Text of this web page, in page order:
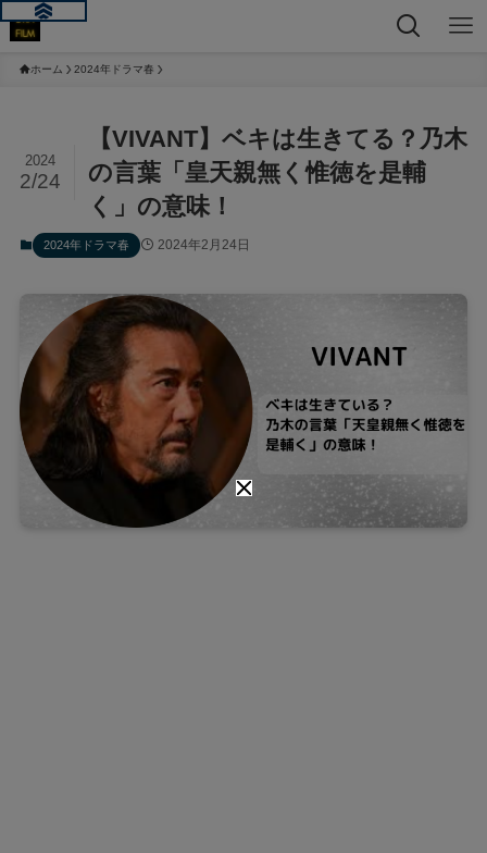
ホーム 2024年ドラマ春
【VIVANT】ベキは生きてる？乃木
の言葉「皇天親無く惟徳を是輔
く」の意味！
2024
2/24
2024年ドラマ春 2024年2月24日